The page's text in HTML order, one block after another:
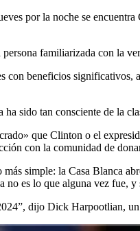
por la noche se
familiarizada con la
con beneficios
sido tan consciente de la
que Clinton o el
con la comunidad de
simple: la Casa Blanca
es lo que alguna vez fue,
dijo Dick Harpootlian,